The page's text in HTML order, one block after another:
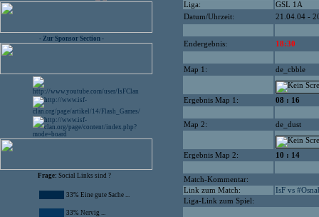
- Zur Sponsor Section -
Frage: Social Links sind ?
33% Eine gute Sache ...
33% Nervig ...
Liga:
GSL 1A
Datum/Uhrzeit:
21.04.04 -
Endergebnis: 18:30
Map 1: de_cbble
Ergebnis Map 1: 08 : 16
Map 2: de_dust
Ergebnis Map 2: 10 : 14
Match-Kommentar:
Link zum Match:
IsF vs
Liga-Link zum Spiel: